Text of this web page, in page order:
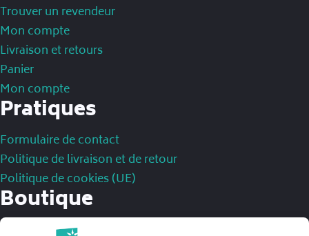
Trouver un revendeur
Mon compte
Livraison et retours
Panier
Mon compte
Pratiques
Formulaire de contact
Politique de livraison et de retour
Politique de cookies (UE)
Boutique
Mentions légales